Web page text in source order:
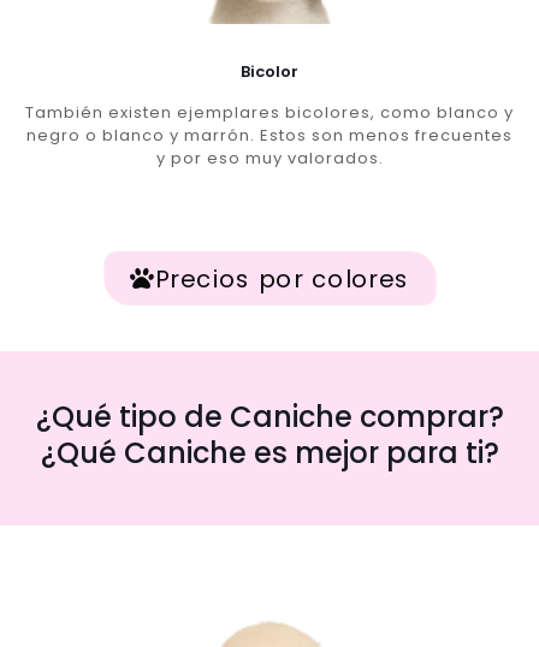
Bicolor
También existen ejemplares bicolores, como blanco y
negro o blanco y marrón. Estos son menos frecuentes
y por eso muy valorados.
Precios por colores
¿Qué tipo de Caniche comprar?
¿Qué Caniche es mejor para ti?